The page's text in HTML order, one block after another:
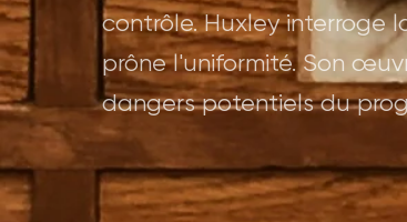
contrôle. Huxley interroge
prône l'uniformité. Son
dangers potentiels du